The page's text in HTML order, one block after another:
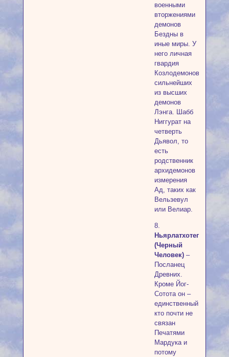
военными
вторжениями
демонов
Бездны в
иные миры. У
него личная
гвардия
Козлодемонов,
сильнейших
из высших
демонов
Лэнга. Шабб
Ниггурат на
четверть
Дьявол, то
есть
родственник
архидемонов
измерения
Ад, таких как
Вельзевул
или Велиар.
8.
Ньярлатхотеп
(Черный
Человек)–
Посланец
Древних.
Кроме Йог-
Сотота он –
единственный,
кто почти не
связан
Печатями
Мардука и
потому